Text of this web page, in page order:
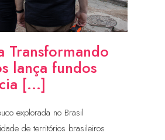
Transformando
lança fundos
[...]
explorada no Brasil
de territórios brasileiros